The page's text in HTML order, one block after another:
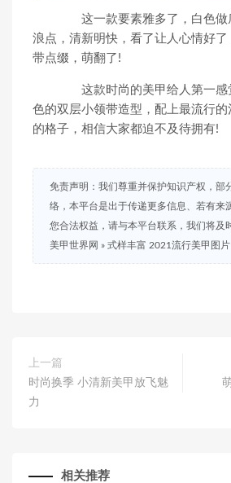
这一款要素雅多了，白色做
浪点，清新明快，看了让人心情好
带点缀，萌翻了!
这款时尚的美甲给人第一感
色的双层小领带造型，配上最流行
的格子，相信大家都迫不及待拥有!
免责声明：我们尊重并保护知识产权，部
络，本平台是出于传递更多信息、若有来
您合法权益，请与本平台联系，我们将及
美甲世界网 » 式样丰富 2021流行美甲图片
上一篇
时尚换季 小清新美甲放飞魅
力
相关推荐